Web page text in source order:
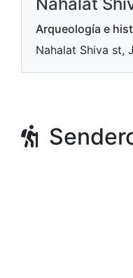
Arqueología e
Nahalat Shiva st,